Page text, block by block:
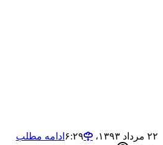
ادامه مطلب